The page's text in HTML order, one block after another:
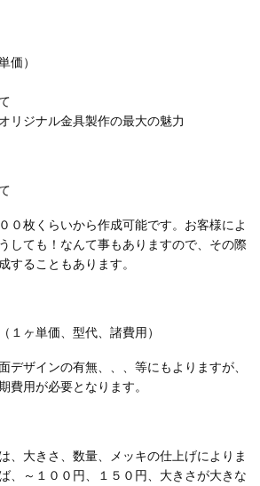
価）
リジナル金具製作の最大の魅力
０枚くらいから作成可能です。お客様によ
しても！なんて事もありますので、その際
することもあります。
１ヶ単価、型代、諸費用）
デザインの有無、、、等にもよりますが、
費用が必要となります。
、大きさ、数量、メッキの仕上げによりま
、～１００円、１５０円、大きさが大きな